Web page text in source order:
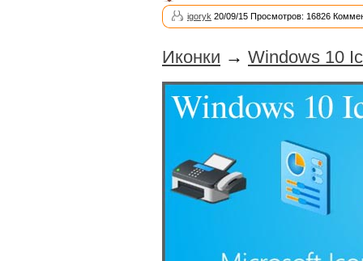
igoryk 20/09/15 Просмотров: 16826
Иконки → Windows 10